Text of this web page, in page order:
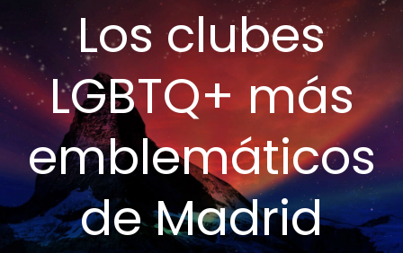
Los clubes
LGBTQ+ más
emblemáticos
de Madrid